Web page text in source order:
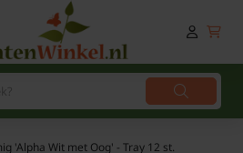
'Alpha Wit met Oog' - Tray 12 st.